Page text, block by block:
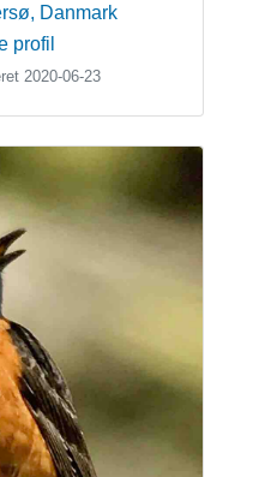
, Danmark
profil
2020-06-23